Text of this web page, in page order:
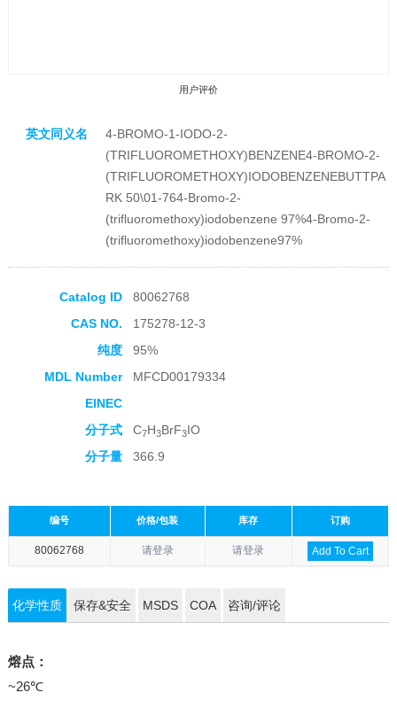
用户评价
收藏产品
英文同义名
4-BROMO-1-IODO-2-
(TRIFLUOROMETHOXY)BENZENE4-BROMO-2-
(TRIFLUOROMETHOXY)IODOBENZENEBUTTPA
RK 50\01-764-Bromo-2-
(trifluoromethoxy)iodobenzene 97%4-Bromo-2-
(trifluoromethoxy)iodobenzene97%
Catalog ID
80062768
CAS NO.
175278-12-3
纯度
95%
MDL Number
MFCD00179334
EINEC
分子式
C7H3BrF3IO
分子量
366.9
编号 价格/包装 库存 订购
80062768 请登录 请登录 Add To Cart
化学性质 保存&安全 MSDS COA 咨询/评论
熔点：
~26℃